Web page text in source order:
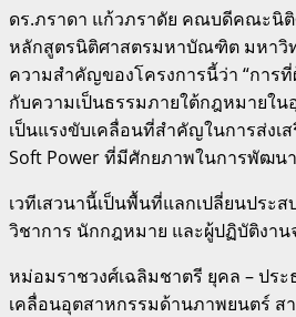
ดร.ภราดา แก้วภราดัย คณบดีคณะนิติ
หลักสูตรนิติศาสตรมหาบัณฑิต มหาวิท
ความสำคัญของโครงการนี้ว่า “การ
กับความเป็นธรรมภายใต้กฎหมายใน
เป็นแรงขับเคลื่อนที่สำคัญในการส่งเ
Soft Power ที่มีศักยภาพในการพัฒนา
เวทีเสวนานี้เป็นพื้นที่แลกเปลี่ยนประ
วิชาการ นักกฎหมาย และผู้ปฏิบัติงาน
หม่อมราชวงศ์เฉลิมชาตรี ยุคล – ปร
เคลื่อนอุตสาหกรรมด้านภาพยนตร์ ส